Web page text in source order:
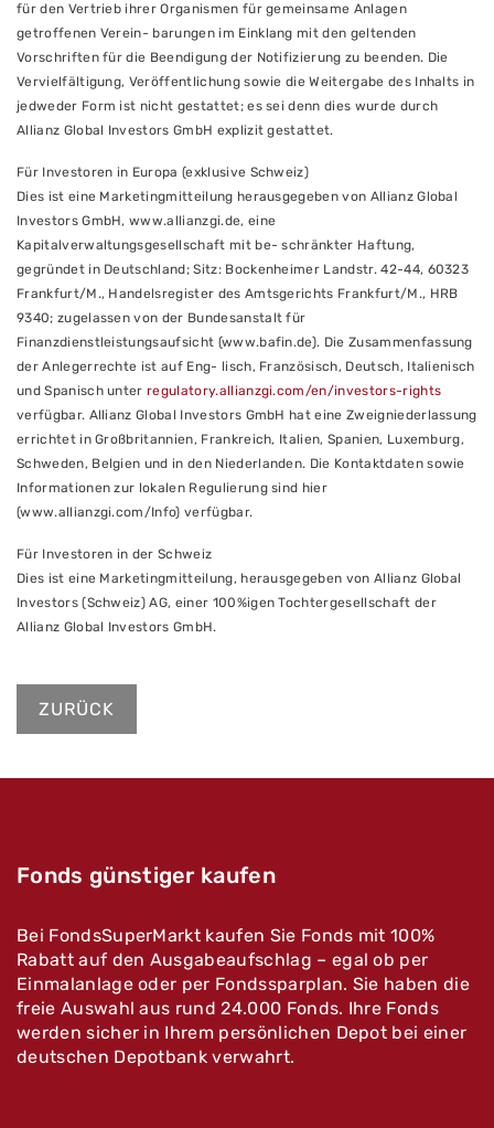
für den Vertrieb ihrer Organismen für gemeinsame Anlagen
getroffenen Verein- barungen im Einklang mit den geltenden
Vorschriften für die Beendigung der Notifizierung zu beenden. Die
Vervielfältigung, Veröffentlichung sowie die Weitergabe des Inhalts in
jedweder Form ist nicht gestattet; es sei denn dies wurde durch
Allianz Global Investors GmbH explizit gestattet.
Für Investoren in Europa (exklusive Schweiz)
Dies ist eine Marketingmitteilung herausgegeben von Allianz Global
Investors GmbH, www.allianzgi.de, eine
Kapitalverwaltungsgesellschaft mit be- schränkter Haftung,
gegründet in Deutschland; Sitz: Bockenheimer Landstr. 42-44, 60323
Frankfurt/M., Handelsregister des Amtsgerichts Frankfurt/M., HRB
9340; zugelassen von der Bundesanstalt für
Finanzdienstleistungsaufsicht (www.bafin.de). Die Zusammenfassung
der Anlegerrechte ist auf Eng- lisch, Französisch, Deutsch, Italienisch
und Spanisch unterregulatory.allianzgi.com/en/investors-rights
verfügbar. Allianz Global Investors GmbH hat eine Zweigniederlassung
errichtet in Großbritannien, Frankreich, Italien, Spanien, Luxemburg,
Schweden, Belgien und in den Niederlanden. Die Kontaktdaten sowie
Informationen zur lokalen Regulierung sind hier
(www.allianzgi.com/Info) verfügbar.
Für Investoren in der Schweiz
Dies ist eine Marketingmitteilung, herausgegeben von Allianz Global
Investors (Schweiz) AG, einer 100%igen Tochtergesellschaft der
Allianz Global Investors GmbH.
ZURÜCK
Fonds günstiger kaufen
Bei FondsSuperMarkt kaufen Sie Fonds mit 100%
Rabatt auf den Ausgabeaufschlag – egal ob per
Einmalanlage oder per Fondssparplan. Sie haben die
freie Auswahl aus rund 24.000 Fonds. Ihre Fonds
werden sicher in Ihrem persönlichen Depot bei einer
deutschen Depotbank verwahrt.